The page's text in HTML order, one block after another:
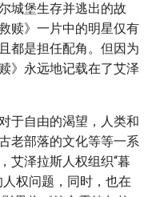
城堡生存并逃出的故
赎》一片中的明星仅有
都是担任配角。但因为
》永远地记载在了艾泽
于自由的渴望，人类和
老部落的文化等等一系
艾泽拉斯人权组织“暮
权问题，同时，也在